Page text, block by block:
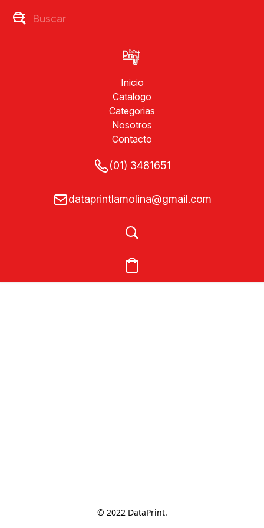
Inicio
Catalogo
Categorias
Nosotros
Contacto
(01) 3481651
dataprintlamolina@gmail.com
© 2022 DataPrint.